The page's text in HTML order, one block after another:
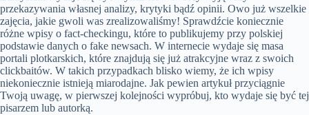
przekazywania własnej analizy, krytyki bądź opinii. Owo już wszelkie
zajęcia, jakie gwoli was zrealizowaliśmy! Sprawdźcie koniecznie
różne wpisy o fact-checkingu, które to publikujemy przy polskiej
podstawie danych o fake newsach. W internecie wydaje się masa
portali plotkarskich, które znajdują się już atrakcyjne wraz z swoich
clickbaitów. W takich przypadkach blisko wiemy, że ich wpisy
niekoniecznie istnieją miarodajne. Jak pewien artykuł przyciągnie
Twoją uwagę, w pierwszej kolejności wypróbuj, kto wydaje się być tej
pisarzem lub autorką.